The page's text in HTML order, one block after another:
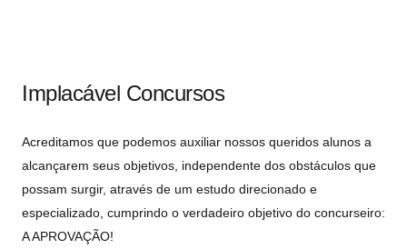
Implacável Concursos
Acreditamos que podemos auxiliar nossos queridos alunos a
alcançarem seus objetivos, independente dos obstáculos que
possam surgir, através de um estudo direcionado e
especializado, cumprindo o verdadeiro objetivo do concurseiro:
A APROVAÇÃO!